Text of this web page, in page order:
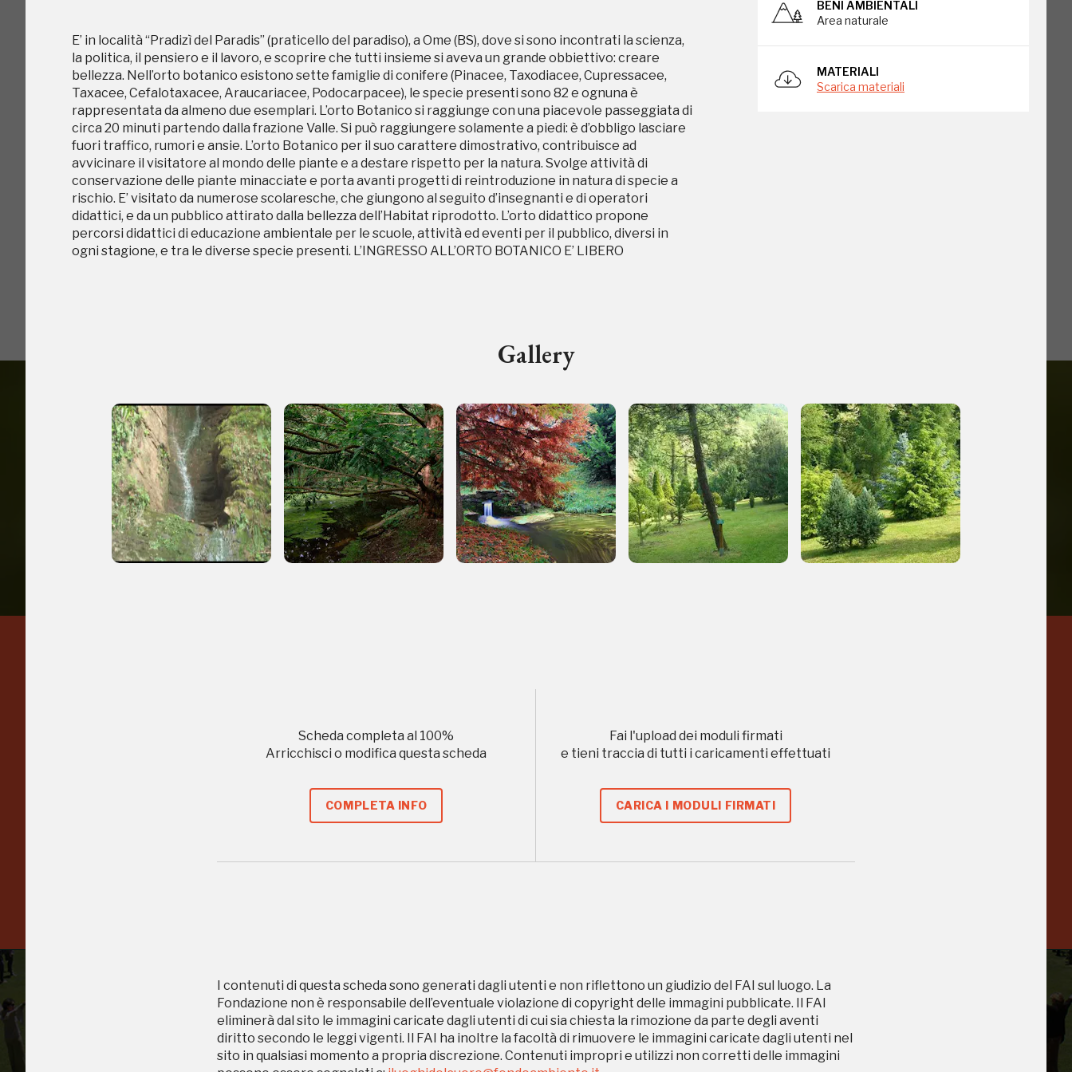
BENI AMBIENTALI
Area naturale
MATERIALI
Scarica materiali
E’ in località “Pradizì del Paradis” (praticello del paradiso), a Ome (BS), dove si sono incontrati la scienza,
la politica, il pensiero e il lavoro, e scoprire che tutti insieme si aveva un grande obbiettivo: creare
bellezza. Nell’orto botanico esistono sette famiglie di conifere (Pinacee, Taxodiacee, Cupressacee,
Taxacee, Cefalotaxacee, Araucariacee, Podocarpacee), le specie presenti sono 82 e ognuna è
rappresentata da almeno due esemplari. L’orto Botanico si raggiunge con una piacevole passeggiata di
circa 20 minuti partendo dalla frazione Valle. Si può raggiungere solamente a piedi: è d’obbligo lasciare
fuori traffico, rumori e ansie. L’orto Botanico per il suo carattere dimostrativo, contribuisce ad
avvicinare il visitatore al mondo delle piante e a destare rispetto per la natura. Svolge attività di
conservazione delle piante minacciate e porta avanti progetti di reintroduzione in natura di specie a
rischio. E’ visitato da numerose scolaresche, che giungono al seguito d’insegnanti e di operatori
didattici, e da un pubblico attirato dalla bellezza dell’Habitat riprodotto. L’orto didattico propone
percorsi didattici di educazione ambientale per le scuole, attività ed eventi per il pubblico, diversi in
ogni stagione, e tra le diverse specie presenti. L’INGRESSO ALL’ORTO BOTANICO E’ LIBERO
Gallery
Scheda completa al 100%
Arricchisci o modifica questa scheda
COMPLETA INFO
Fai l'upload dei moduli firmati
e tieni traccia di tutti i caricamenti effettuati
CARICA I MODULI FIRMATI
I contenuti di questa scheda sono generati dagli utenti e non riflettono un giudizio del FAI sul luogo. La
Fondazione non è responsabile dell’eventuale violazione di copyright delle immagini pubblicate. Il FAI
eliminerà dal sito le immagini caricate dagli utenti di cui sia chiesta la rimozione da parte degli aventi
diritto secondo le leggi vigenti. Il FAI ha inoltre la facoltà di rimuovere le immagini caricate dagli utenti nel
sito in qualsiasi momento a propria discrezione. Contenuti impropri e utilizzi non corretti delle immagini
ogni stagione, e tra le diverse specie presenti. L’INGRESSO ALL’ORTO BOTANICO E’ LIBERO
Storico campagne in questo luogo
Registrati alla newsletter
Accedi alle informazioni per te più interessanti, a quelle inerenti i luoghi più vicini e gli
eventi organizzati
nei Beni FAI tutto
Palazzo Strozzi
Firenze
-23%